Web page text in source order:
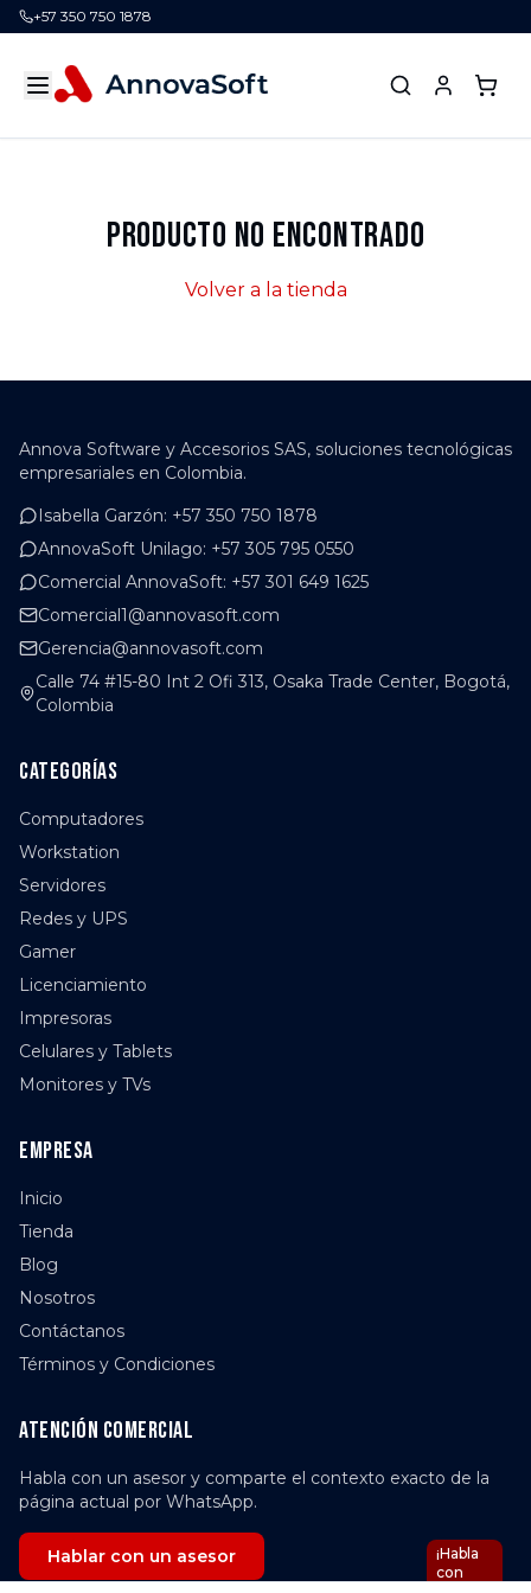
+57 350 750 1878
Producto no encontrado
Volver a la tienda
Annova Software y Accesorios SAS, soluciones tecnológicas
empresariales en Colombia.
Isabella Garzón: +57 350 750 1878
AnnovaSoft Unilago: +57 305 795 0550
Comercial AnnovaSoft: +57 301 649 1625
Comercial1@annovasoft.com
Gerencia@annovasoft.com
Calle 74 #15-80 Int 2 Ofi 313, Osaka Trade Center, Bogotá,
Colombia
Categorías
Computadores
Workstation
Servidores
Redes y UPS
Gamer
Licenciamiento
Impresoras
Celulares y Tablets
Monitores y TVs
Empresa
Inicio
Tienda
Blog
Nosotros
Contáctanos
Términos y Condiciones
Atención comercial
Habla con un asesor y comparte el contexto exacto de la
página actual por WhatsApp.
Hablar con un asesor
¡Habla
con